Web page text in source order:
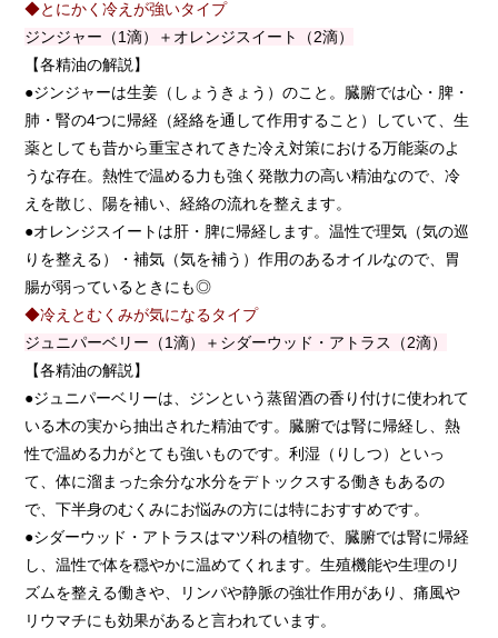
◆とにかく冷えが強いタイプ
ジンジャー（1滴）＋オレンジスイート（2滴）
【各精油の解説】
●ジンジャーは生姜（しょうきょう）のこと。臓腑では心・脾・
肺・腎の4つに帰経（経絡を通して作用すること）していて、生
薬としても昔から重宝されてきた冷え対策における万能薬のよ
うな存在。熱性で温める力も強く発散力の高い精油なので、冷
えを散じ、陽を補い、経絡の流れを整えます。
●オレンジスイートは肝・脾に帰経します。温性で理気（気の巡
りを整える）・補気（気を補う）作用のあるオイルなので、胃
腸が弱っているときにも◎
◆冷えとむくみが気になるタイプ
ジュニパーベリー（1滴）＋シダーウッド・アトラス（2滴）
【各精油の解説】
●ジュニパーベリーは、ジンという蒸留酒の香り付けに使われて
いる木の実から抽出された精油です。臓腑では腎に帰経し、熱
性で温める力がとても強いものです。利湿（りしつ）といっ
て、体に溜まった余分な水分をデトックスする働きもあるの
で、下半身のむくみにお悩みの方には特におすすめです。
●シダーウッド・アトラスはマツ科の植物で、臓腑では腎に帰経
し、温性で体を穏やかに温めてくれます。生殖機能や生理のリ
ズムを整える働きや、リンパや静脈の強壮作用があり、痛風や
リウマチにも効果があると言われています。